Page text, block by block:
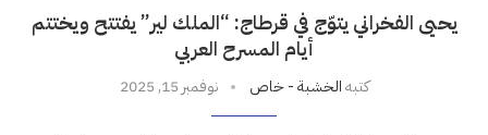
يحيى الفخراني يتوّج في قرطاج: “الملك لير” يفتتح ويختتم
أيام المسرح العربي
كتبهالخشبة - خاص نوفمبر 15, 2025